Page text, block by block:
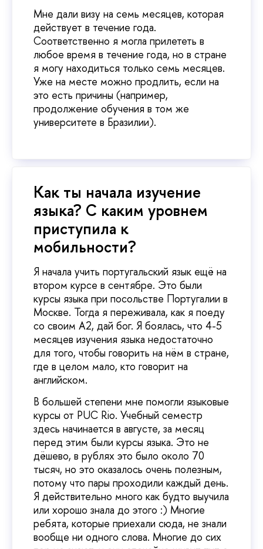
Мне дали визу на семь месяцев, которая
действует в течение года.
Соответственно я могла прилететь в
любое время в течение года, но в стране
я могу находиться только семь месяцев.
Уже на месте можно продлить, если на
это есть причины (например,
продолжение обучения в том же
университете в Бразилии).
Как ты начала изучение
языка? С каким уровнем
приступила к
мобильности?
Я начала учить португальский язык ещё на
втором курсе в сентябре. Это были
курсы языка при посольстве Португалии в
Москве. Тогда я переживала, как я поеду
со своим А2, дай бог. Я боялась, что 4-5
месяцев изучения языка недостаточно
для того, чтобы говорить на нём в стране,
где в целом мало, кто говорит на
английском.
В большей степени мне помогли языковые
курсы от PUC Rio. Учебный семестр
здесь начинается в августе, за месяц
перед этим были курсы языка. Это не
дёшево, в рублях это было около 70
тысяч, но это оказалось очень полезным,
потому что пары проходили каждый день.
Я действительно много как будто выучила
или хорошо знала до этого :) Многие
ребята, которые приехали сюда, не знали
вообще ни одного слова. Многие до сих